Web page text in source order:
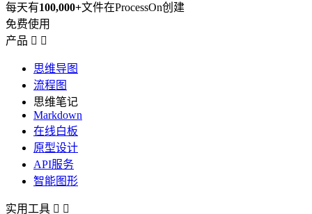
每天有100,000+文件在ProcessOn创建
免费使用
产品  
思维导图
流程图
思维笔记
Markdown
在线白板
原型设计
API服务
智能图形
实用工具  